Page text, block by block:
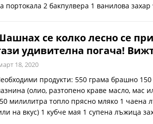
портокала 2 бакпулвера 1 ванилова захар
се колко лесно се
удивителна погача!
18, 2020
продукти: 550 грама брашно 150
(олио, разтопено краве масло, мас
милилитра топло прясно мляко 1 чаена
на вкус) 1 кубче мая 1 супена лъжица